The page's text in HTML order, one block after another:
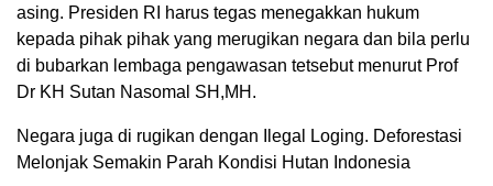
asing. Presiden RI harus tegas menegakkan hukum
kepada pihak pihak yang merugikan negara dan bila perlu
di bubarkan lembaga pengawasan tetsebut menurut Prof
Dr KH Sutan Nasomal SH,MH.
Negara juga di rugikan dengan Ilegal Loging. Deforestasi
Melonjak Semakin Parah Kondisi Hutan Indonesia